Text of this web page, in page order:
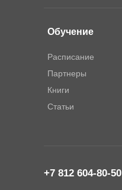
+7 812 604-80-50
Обучение
Расписание
Партнеры
Книги
Статьи